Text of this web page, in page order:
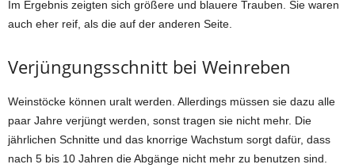
Im Ergebnis zeigten sich größere und blauere Trauben. Sie waren
auch eher reif, als die auf der anderen Seite.
Verjüngungsschnitt bei Weinreben
Weinstöcke können uralt werden. Allerdings müssen sie dazu alle
paar Jahre verjüngt werden, sonst tragen sie nicht mehr. Die
jährlichen Schnitte und das knorrige Wachstum sorgt dafür, dass
nach 5 bis 10 Jahren die Abgänge nicht mehr zu benutzen sind.